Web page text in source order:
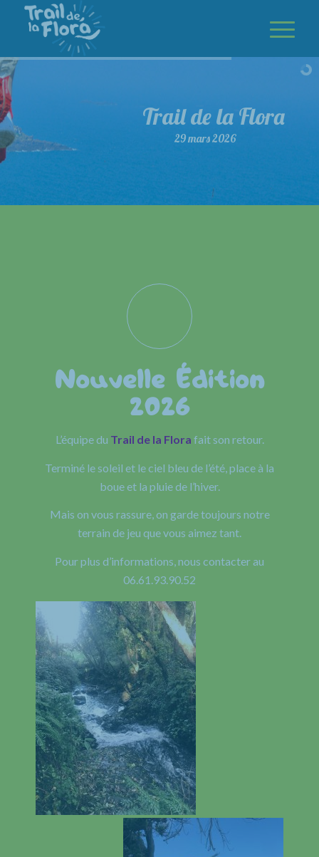
Trail de la Flora
29 mars 2026
Nouvelle Édition
2026
L’équipe du Trail de la Flora fait son retour.
Terminé le soleil et le ciel bleu de l’été, place à la
boue et la pluie de l’hiver.
Mais on vous rassure, on garde toujours notre
terrain de jeu que vous aimez tant.
Pour plus d’informations, nous contacter au
06.61.93.90.52